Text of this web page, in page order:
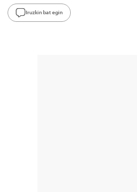
Iruzkin bat egin